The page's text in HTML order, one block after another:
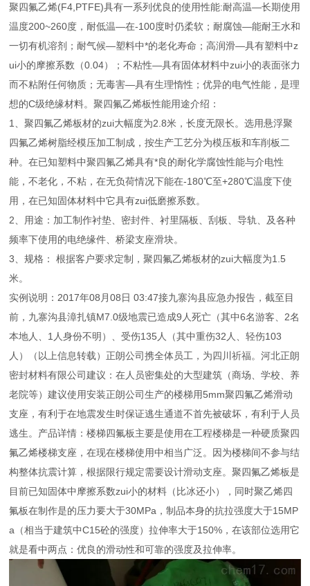
聚四氟乙烯(F4,PTFE)具有一系列优良的使用性能:耐高温—长期使用
温度200~260度，耐低温—在-100度时仍柔软；耐腐蚀—能耐王水和
一切有机溶剂；耐气候—塑料中*的老化寿命；高润滑—具有塑料中z
ui小的摩擦系数（0.04）；不粘性—具有固体材料中zui小的表面张力
而不粘附任何物质；无毒害—具有生理惰性；优异的电气性能，是理
想的C级绝缘材料。聚四氟乙烯板性能用途介绍：
1、聚四氟乙烯板材的zui大幅度为2.8米，长度无限长。选用悬浮聚
四氟乙烯树脂经模压加工制成，按生产工艺分为模压板和车削板二
种。在已知塑料中聚四氟乙烯具有*良的耐化学腐蚀性能与介电性
能，不老化，不粘，在无负荷情况下能在-180℃至+280℃温度下使
用，在已知固体材料中它具有zui低磨擦系数。
2、用途：加工制作衬垫、密封件、衬里隔板、刮板、导轨、及各种
频率下使用的电绝缘件、桥梁支座滑块。
3、规格： 根据客户要求定制，聚四氟乙烯板材的zui大幅度为1.5
米。
实例说明：2017年08月08日 03:47接九寨沟县应急办报告，截至目
前，九寨沟县漳扎镇M7.0级地震已造成9人死亡（其中6名游客、2名
本地人、1人身份不明）、受伤135人（其中重伤32人、轻伤103
人）（以上信息转载）正朗公司携全体员工，为四川祈福。河北正朗
密封材料有限公司建议：在人员密集处的大型建筑（商场、学校、养
老院等）建议使用安装正朗公司生产的楼梯用5mm聚四氟乙烯滑动
支座，有利于在地震发生时保证逃生通道不首先被破坏，有利于人员
逃生。产品详情：楼梯四氟板主要是使用在工程楼梯是一种硬质聚四
氟乙烯楼梯支座，在现在楼梯使用中相当广泛。因为楼梯间不参与结
构整体抗震计算，根据限行规定需要设计滑动支座。聚四氟乙烯板是
目前已知固体中摩擦系数zui小的材料（比冰还小），同时聚乙烯四
氟板在制作是的压力要大于30MPa，制品本身的抗拉强度大于15MP
a（相当于建筑中C15砼的强度）拉伸率大于150%，在该部位选用它
就是看中两点：优良的滑动性和可靠的强度及拉伸率。